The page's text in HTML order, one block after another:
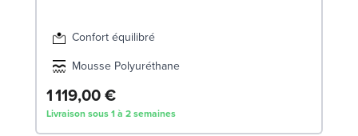
Confort équilibré
Mousse Polyuréthane
1 119,00 €
Livraison sous 1 à 2 semaines